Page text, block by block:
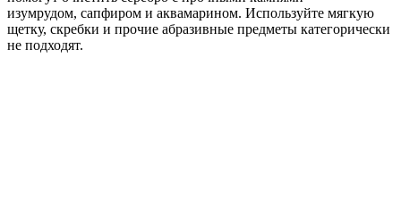
изумрудом, сапфиром и аквамарином. Используйте мягкую
щетку, скребки и прочие абразивные предметы категорически
не подходят.